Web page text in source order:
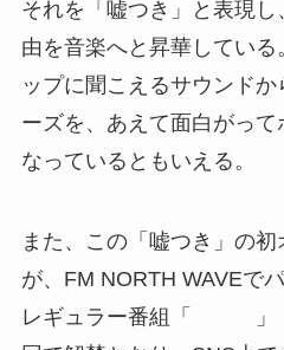
それを「嘘つき」と表現
由を音楽へと昇華してい
ップに聞こえるサウンド
ーズを、あえて面白がっ
なっているともいえる。
また、この「嘘つき」の
が、FM NORTH WAVEで
レギュラー番組「 」（